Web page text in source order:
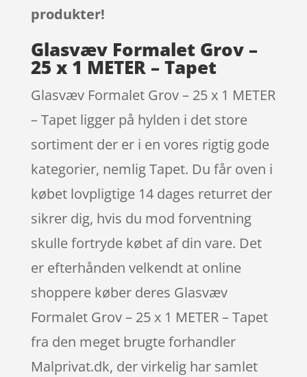
produkter!
Glasvæv Formalet Grov –
25 x 1 METER – Tapet
Glasvæv Formalet Grov – 25 x 1 METER
– Tapet ligger på hylden i det store
sortiment der er i en vores rigtig gode
kategorier, nemlig Tapet. Du får oven i
købet lovpligtige 14 dages returret der
sikrer dig, hvis du mod forventning
skulle fortryde købet af din vare. Det
er efterhånden velkendt at online
shoppere køber deres Glasvæv
Formalet Grov – 25 x 1 METER – Tapet
fra den meget brugte forhandler
Malprivat.dk, der virkelig har samlet